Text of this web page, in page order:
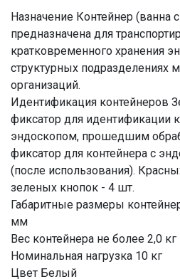
Назначение Контейнер (ванна
предназначена для
кратковременного хранения
структурных подразделениях
организаций.
Идентификация контейнеров
фиксатор для идентификации
эндоскопом, прошедшим
фиксатор для контейнера c
(после использования).
зеленых кнопок - 4 шт.
Габаритные размеры
мм
Вес контейнера не более 2,0 кг
Номинальная нагрузка 10 кг
Цвет Белый